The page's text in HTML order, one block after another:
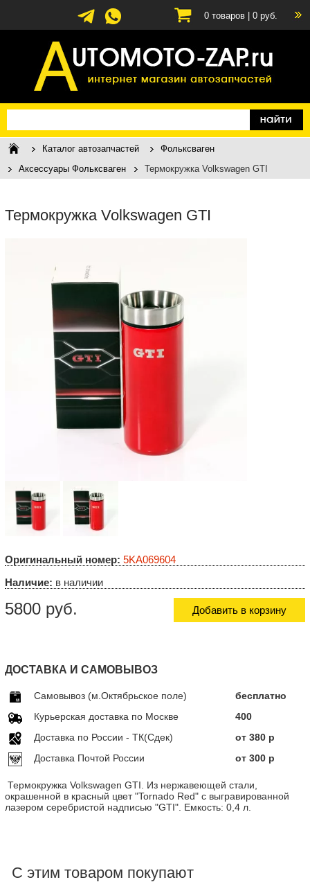
0 товаров | 0 руб.
Каталог автозапчастей
Фольксваген
Аксессуары Фольксваген
Термокружка Volkswagen GTI
Термокружка Volkswagen GTI
Оригинальный номер: 5KA069604
Наличие: в наличии
5800 руб. Добавить в корзину
ДОСТАВКА И САМОВЫВОЗ
Самовывоз (м.Октябрьское поле)
бесплатно
Курьерская доставка по Москве
400
Доставка по Росcии - ТК(Сдек)
от 380 р
Доставка Почтой России
от 300 р
Термокружка Volkswagen GTI. Из нержавеющей стали,
окрашенной в красный цвет "Tornado Red" с выгравированной
лазером серебристой надписью "GTI". Емкость: 0,4 л.
С этим товаром покупают